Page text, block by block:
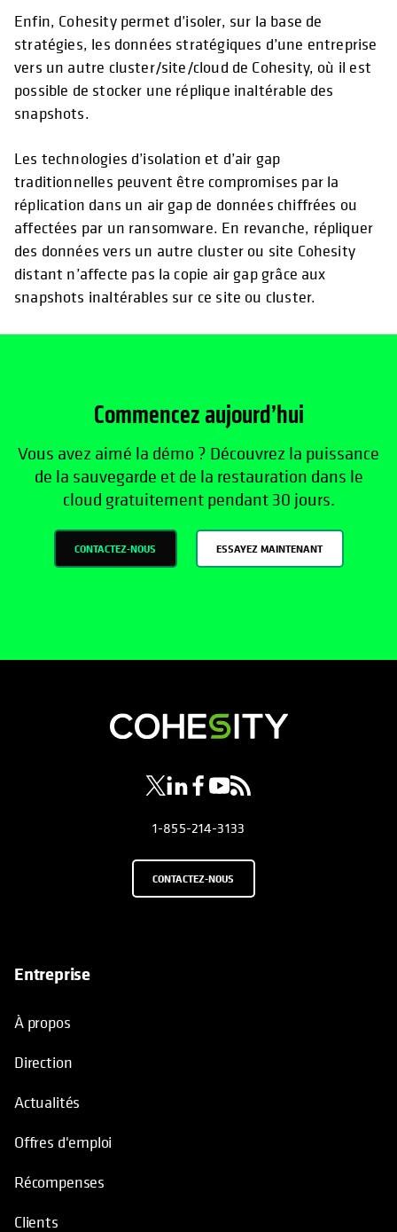
Enfin, Cohesity permet d’isoler, sur la base de
stratégies, les données stratégiques d’une entreprise
vers un autre cluster/site/cloud de Cohesity, où il est
possible de stocker une réplique inaltérable des
snapshots.
Les technologies d’isolation et d’air gap
traditionnelles peuvent être compromises par la
réplication dans un air gap de données chiffrées ou
affectées par un ransomware. En revanche, répliquer
des données vers un autre cluster ou site Cohesity
distant n’affecte pas la copie air gap grâce aux
snapshots inaltérables sur ce site ou cluster.
Commencez aujourd’hui
Vous avez aimé la démo ? Découvrez la puissance
de la sauvegarde et de la restauration dans le
cloud gratuitement pendant 30 jours.
CONTACTEZ-NOUS ESSAYEZ MAINTENANT
s’ouvre dans un nouvel onglet
s’ouvre dans un nouvel onglet
s’ouvre dans un nouvel onglet
s’ouvre dans un nouvel
s’ouvre dans un nouvel
1-855-214-3133
CONTACTEZ-NOUS
Entreprise
À propos
Direction
Actualités
Offres d'emploi
Récompenses
Clients